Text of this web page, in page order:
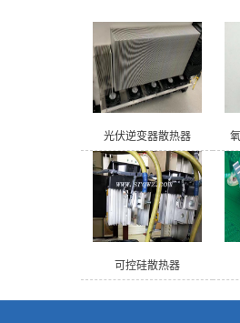
光伏逆变器散热器
可控硅散热器